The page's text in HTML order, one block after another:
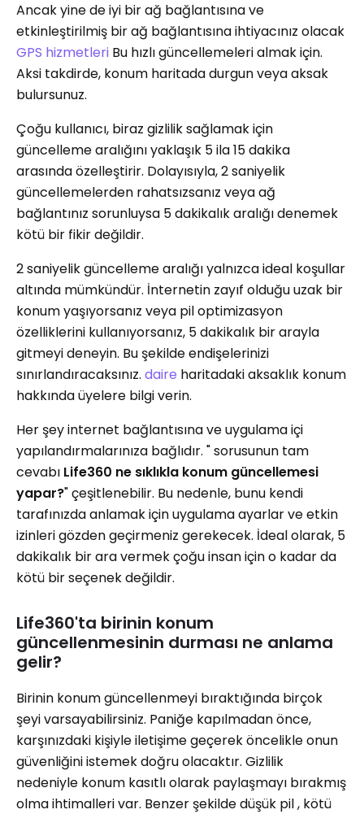
Ancak yine de iyi bir ağ bağlantısına ve
etkinleştirilmiş bir ağ bağlantısına ihtiyacınız olacak
GPS hizmetleri Bu hızlı güncellemeleri almak için.
Aksi takdirde, konum haritada durgun veya aksak
bulursunuz.
Çoğu kullanıcı, biraz gizlilik sağlamak için
güncelleme aralığını yaklaşık 5 ila 15 dakika
arasında özelleştirir. Dolayısıyla, 2 saniyelik
güncellemelerden rahatsızsanız veya ağ
bağlantınız sorunluysa 5 dakikalık aralığı denemek
kötü bir fikir değildir.
2 saniyelik güncelleme aralığı yalnızca ideal koşullar
altında mümkündür. İnternetin zayıf olduğu uzak bir
konum yaşıyorsanız veya pil optimizasyon
özelliklerini kullanıyorsanız, 5 dakikalık bir arayla
gitmeyi deneyin. Bu şekilde endişelerinizi
sınırlandıracaksınız. daire haritadaki aksaklık konum
hakkında üyelere bilgi verin.
Her şey internet bağlantısına ve uygulama içi
yapılandırmalarınıza bağlıdır. " sorusunun tam
cevabı Life360 ne sıklıkla konum güncellemesi
yapar?" çeşitlenebilir. Bu nedenle, bunu kendi
tarafınızda anlamak için uygulama ayarlar ve etkin
izinleri gözden geçirmeniz gerekecek. İdeal olarak, 5
dakikalık bir ara vermek çoğu insan için o kadar da
kötü bir seçenek değildir.
Life360'ta birinin konum
güncellenmesinin durması ne anlama
gelir?
Birinin konum güncellenmeyi bıraktığında birçok
şeyi varsayabilirsiniz. Paniğe kapılmadan önce,
karşınızdaki kişiyle iletişime geçerek öncelikle onun
güvenliğini istemek doğru olacaktır. Gizlilik
nedeniyle konum kasıtlı olarak paylaşmayı bırakmış
olma ihtimalleri var. Benzer şekilde düşük pil , kötü